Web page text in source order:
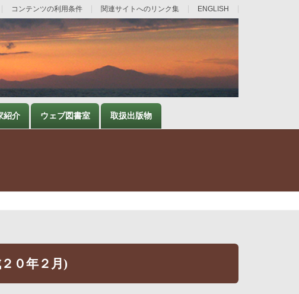
コンテンツの利用条件 関連サイトへのリンク集 ENGLISH
紹介 ウェブ図書室 取扱出版物
０年２月)